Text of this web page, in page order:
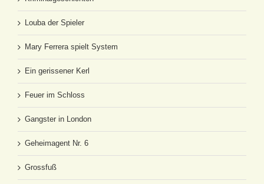
Louba der Spieler
Mary Ferrera spielt System
Ein gerissener Kerl
Feuer im Schloss
Gangster in London
Geheimagent Nr. 6
Grossfuß